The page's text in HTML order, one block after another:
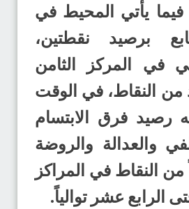
فيما يأتي المحيط في
برصيد نقطتين،
في المركز الثامن
النقاط، في الوقت
رصيد فرق الابتسام
والعدالة والروضة
من النقاط في المراكز
الرابع عشر توالياً.